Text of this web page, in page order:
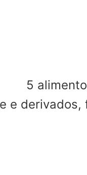
5
e derivados,